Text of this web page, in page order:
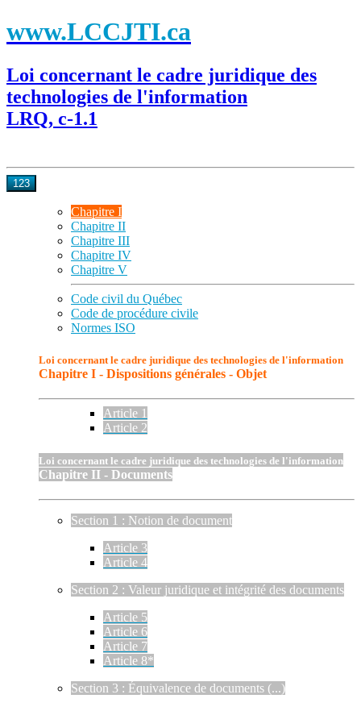
www.LCCJTI.ca
Loi concernant le cadre juridique des
technologies de l'information
LRQ, c-1.1
123
Chapitre I
Chapitre II
Chapitre III
Chapitre IV
Chapitre V
Code civil du Québec
Code de procédure civile
Normes ISO
Loi concernant le cadre juridique des technologies de l'information
Chapitre I - Dispositions générales - Objet
Article 1
Article 2
Loi concernant le cadre juridique des technologies de l'information
Chapitre II - Documents
Section 1 : Notion de document
Article 3
Article 4
Section 2 : Valeur juridique et intégrité des documents
Article 5
Article 6
Article 7
Article 8*
Section 3 : Équivalence de documents (...)